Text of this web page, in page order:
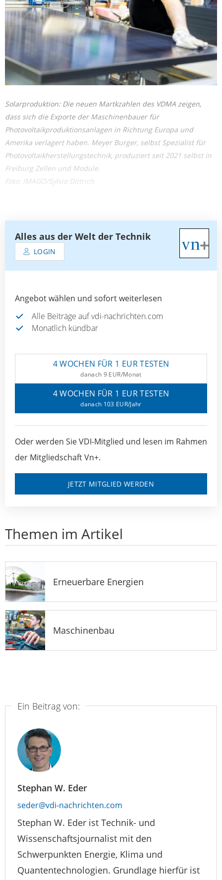
Solarproduktion: Die neuen Martkzahlen des VDMA zeigen,
dass sich die Exporte der Maschinenbauer für
Photovoltaikproduktionsanlagen in Richtung Europa und
Amerika verlagert haben. Meyer Burger, selbst Spezialist für
Photovoltaikherstellungstechnik, produziert seit 2021 selbst in
Freiburg Zellen und Module.
Foto: IMAGO/Sylvio Dittrich
Alles aus der Welt der Technik
LOGIN
Angebot wählen und sofort weiterlesen
Alle Beiträge auf vdi-nachrichten.com
Monatlich kündbar
4 WOCHEN FÜR 1 EUR TESTEN
danach 9 EUR/Monat
4 WOCHEN FÜR 1 EUR TESTEN
danach 103 EUR/Jahr
Oder werden Sie VDI-Mitglied und lesen im Rahmen
der Mitgliedschaft Vn+.
JETZT MITGLIED WERDEN
Themen im Artikel
Erneuerbare Energien
Maschinenbau
Ein Beitrag von:
Stephan W. Eder
seder@vdi-nachrichten.com
Stephan W. Eder ist Technik- und
Wissenschaftsjournalist mit den
Schwerpunkten Energie, Klima und
Quantentechnologien. Grundlage hierfür ist